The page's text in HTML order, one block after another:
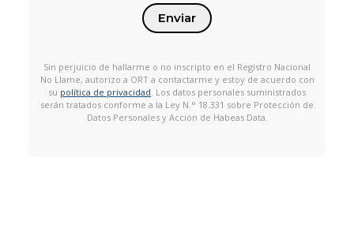
Enviar
Sin perjuicio de hallarme o no inscripto en el Registro Nacional
No Llame, autorizo a ORT a contactarme y estoy de acuerdo con
su política de privacidad . Los datos personales suministrados
serán tratados conforme a la Ley N.° 18.331 sobre Protección de
Datos Personales y Acción de Habeas Data.